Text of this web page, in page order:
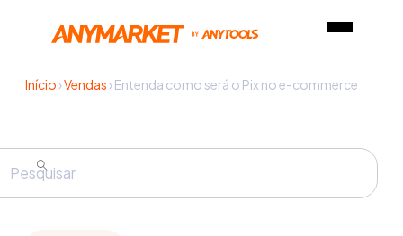
Início ›Vendas ›Entenda como será o Pix no e-commerce